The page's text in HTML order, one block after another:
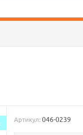
Артикул: 046-0239